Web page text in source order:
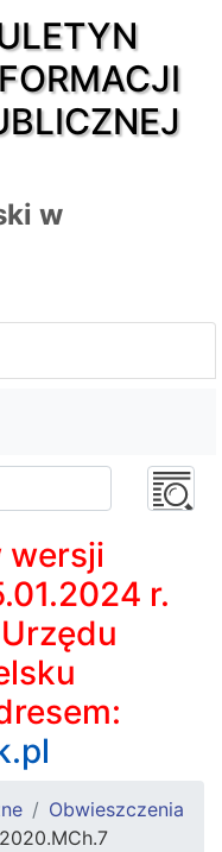
w
wersji
r.
Obwieszczenia